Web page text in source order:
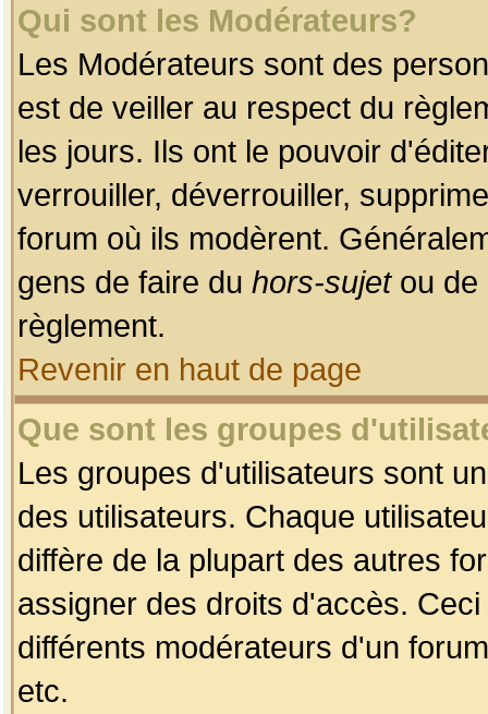
Qui sont les Modérateurs?
Les Modérateurs sont des
est de veiller au respect du
les jours. Ils ont le pouvoir
verrouiller, déverrouiller,
forum où ils modèrent.
gens de faire du hors-sujetou de
règlement.
Revenir en haut de page
Que sont les groupes
Les groupes d'utilisateurs sont
des utilisateurs. Chaque
diffère de la plupart des autres
assigner des droits d'accès.
différents modérateurs d'un
etc.